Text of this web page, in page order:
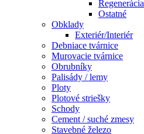
Regenerácia
Ostatné
Obklady
Exteriér/Interiér
Debniace tvárnice
Murovacie tvárnice
Obrubníky
Palisády / lemy
Ploty
Plotové striešky
Schody
Cement / suché zmesy
Stavebné železo